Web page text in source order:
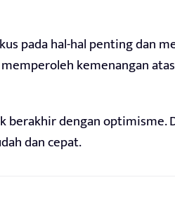
pada hal-hal penting dan
kemenangan
berakhir dengan optimisme.
dan cepat.